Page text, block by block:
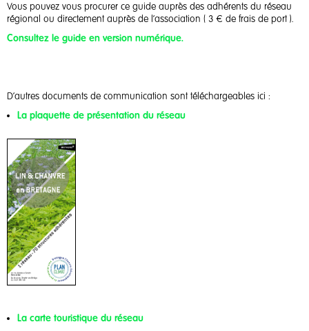
Vous pouvez vous procurer ce guide auprès des adhérents du réseau
régional ou directement auprès de l'association ( 3 € de frais de port ).
Consultez le guide en version numérique.
D’autres documents de communication sont téléchargeables ici :
La plaquette de présentation du réseau
La carte touristique du réseau